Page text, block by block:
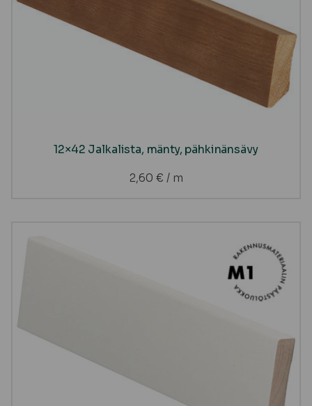
12×42 Jalkalista, mänty, pähkinänsävy
2,60 € / m